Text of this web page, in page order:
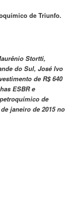
de Triunfo.
Stortti,
do Sul, José Ivo
de R$ 640
ESBR e
de
janeiro de 2015 no